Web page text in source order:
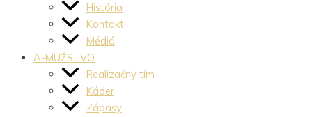
História
Kontakt
Médiá
A-MUŽSTVO
Realizačný tím
Káder
Zápasy